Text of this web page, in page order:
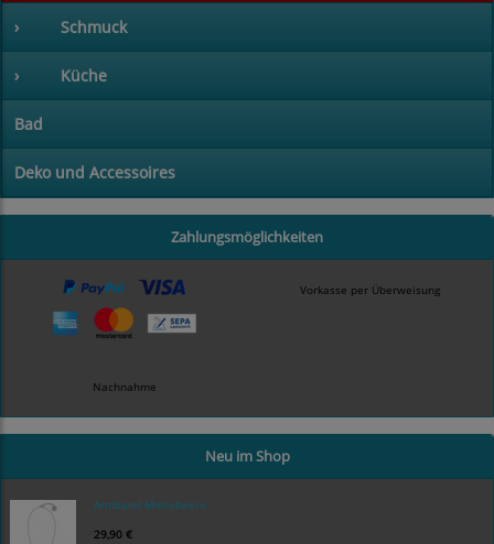
› Schmuck
› Küche
Bad
Deko und Accessoires
Zahlungsmöglichkeiten
Vorkasse per Überweisung
Nachnahme
Neu im Shop
Armband Moltebeere
29,90 €